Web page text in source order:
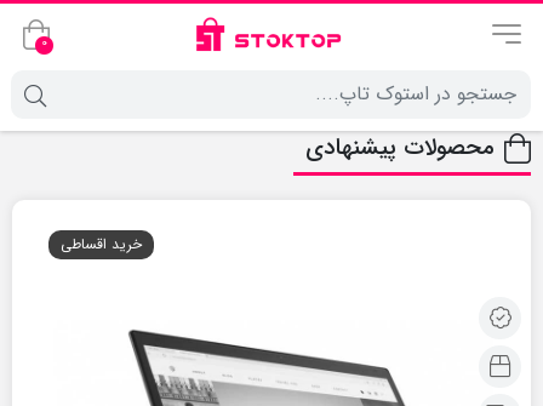
0
محصولات پیشنهادی
خرید اقساطی